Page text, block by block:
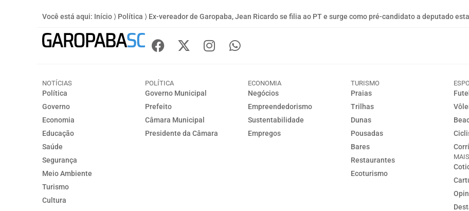
Você está aqui: Início ⟩ Política ⟩ Ex-vereador de Garopaba, Jean Ricardo se filia ao PT e surge como pré-candidato a deputado
NOTÍCIAS
Política
Governo
Economia
Educação
Saúde
Segurança
Meio Ambiente
Turismo
Cultura
POLÍTICA
Governo Municipal
Prefeito
Câmara Municipal
Presidente da Câmara
ECONOMIA
Negócios
Empreendedorismo
Sustentabilidade
Empregos
TURISMO
Praias
Trilhas
Dunas
Pousadas
Bares
Restaurantes
Ecoturismo
MAIS